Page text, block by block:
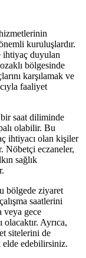
kuruluşlardır.
ihtiyaç duyulan
bölgesinde
karşılamak ve
faaliyet
saat diliminde
olabilir. Bu
ihtiyacı olan kişiler
Nöbetçi eczaneler,
sağlık
bölgede ziyaret
saatlerini
veya gece
Ayrıca,
sitelerini de
edebilirsiniz.